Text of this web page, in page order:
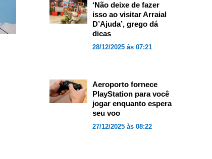
‘Não deixe de fazer
isso ao visitar Arraial
D’Ajuda’, grego dá
dicas
28/12/2025 às 07:21
Aeroporto fornece
PlayStation para você
jogar enquanto espera
seu voo
27/12/2025 às 08:22